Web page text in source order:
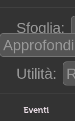
Sfoglia:
Utilità:
Eventi